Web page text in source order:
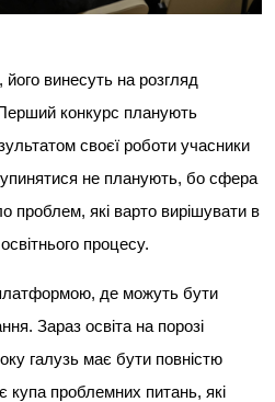
винесуть на розгляд
Перший конкурс планують
своєї роботи учасники
не планують, бо сфера
проблем, які варто вирішувати в
процесу.
де можуть бути
Зараз освіта на порозі
галузь має бути повністю
проблемних питань, які